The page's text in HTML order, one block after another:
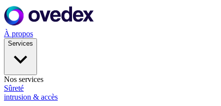
À propos
Services
Nos services
Sûreté
intrusion & accès